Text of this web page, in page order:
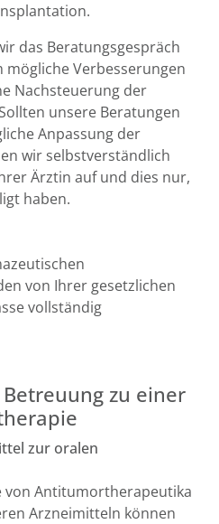
das Beratungsgespräch
mögliche Verbesserungen
Nachsteuerung der
unsere Beratungen
Anpassung der
wir selbstverständlich
Ärztin auf und dies nur,
haben.
von Ihrer gesetzlichen
vollständig
zu einer
zur oralen
von Antitumortherapeutika
Arzneimitteln können